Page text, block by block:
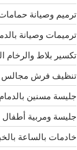
ترميم وصيانة
ترميمات وصيانة
تكسير بلاط والرخام
تنظيف فرش مجالس
جليسة مسنين بالدمام
جليسة ومربية أطفال
خادمات بالساعة